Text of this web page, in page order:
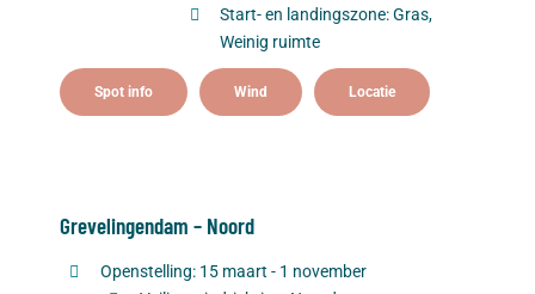
Start- en landingszone: Gras,
Weinig ruimte
Spot info Wind Locatie
Grevelingendam – Noord
Openstelling: 15 maart - 1 november